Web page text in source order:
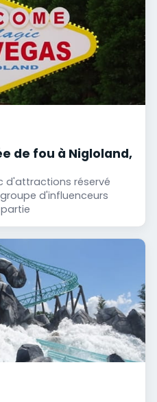
de fou à Nigloland,
d'attractions réservé
d'influenceurs